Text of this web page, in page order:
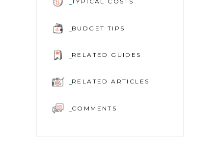
BUDGET TIPS
RELATED GUIDES
RELATED ARTICLES
COMMENTS